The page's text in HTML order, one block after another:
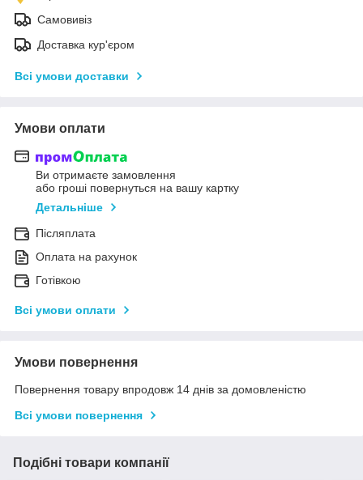
Самовивіз
Доставка кур'єром
Всі умови доставки
Умови оплати
Ви отримаєте замовлення
або гроші повернуться на вашу картку
Детальніше
Післяплата
Оплата на рахунок
Готівкою
Всі умови оплати
Умови повернення
Повернення товару впродовж 14 днів за домовленістю
Всі умови повернення
Подібні товари компанії